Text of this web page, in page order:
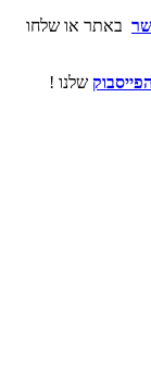
באתר או שלחו
שלנו !